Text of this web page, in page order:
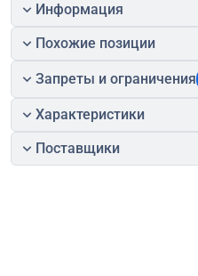
Информация
Похожие позиции
Запреты и ограничения
Характеристики
Поставщики